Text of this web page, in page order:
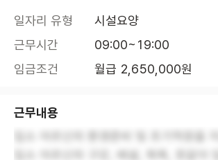
일자리 유형
시설요양
근무시간
09:00~19:00
임금조건
월급 2,650,000원
근무내용